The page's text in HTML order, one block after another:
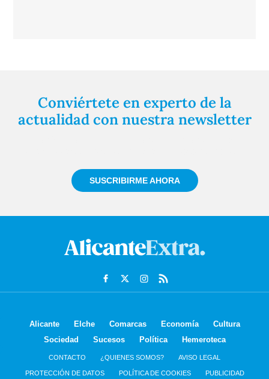
Conviértete en experto de la
actualidad con nuestra newsletter
SUSCRIBIRME AHORA
Alicante Elche Comarcas Economía
Cultura
Sociedad
Sucesos Política Hemeroteca
CONTACTO ¿QUIENES SOMOS? AVISO LEGAL
PROTECCIÓN DE DATOS POLÍTICA DE COOKIES PUBLICIDAD